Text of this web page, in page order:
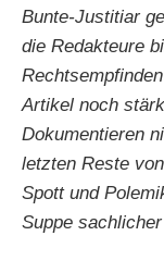
Bunte-Justitiar
die Redakteure
Artikel noch
Dokumentieren
letzten Reste
Spott und
Suppe